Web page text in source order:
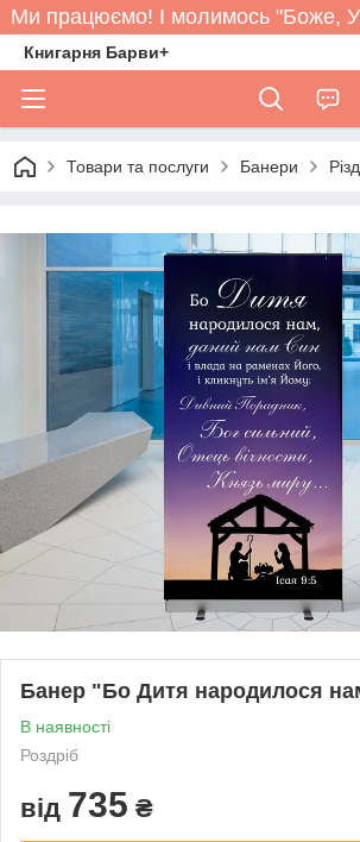
Ми працюємо! І молимось "Боже,
Книгарня Барви+
Товари та послуги Банери
Банер "Бо Дитя народилося
В наявності
Роздріб
від 735 ₴